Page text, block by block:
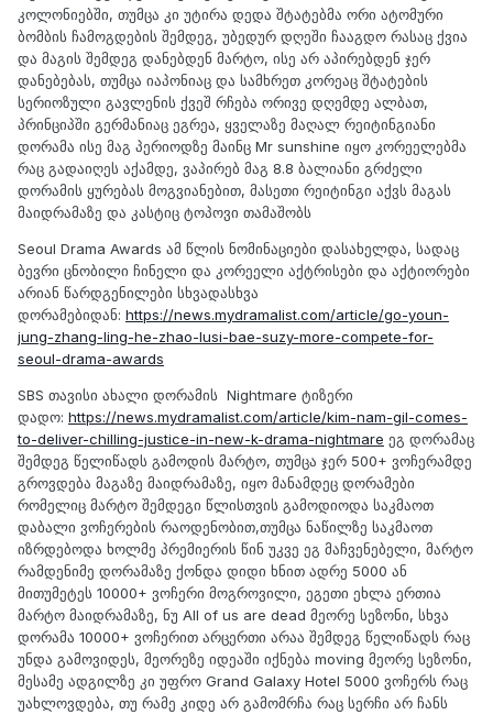
კოლონიებში, თუმცა კი უტირა დედა შტატებმა ორი ატომური
ბომბის ჩამოგდების შემდეგ, უბედურ დღეში ჩააგდო რასაც ქვია
და მაგის შემდეგ დანებდენ მარტო, ისე არ აპირებდენ ჯერ
დანებებას, თუმცა იაპონიაც და სამხრეთ კორეაც შტატების
სერიოზული გავლენის ქვეშ რჩება ორივე დღემდე ალბათ,
პრინციპში გერმანიაც ეგრეა, ყველაზე მაღალ რეიტინგიანი
დორამა ისე მაგ პერიოდზე მაინც Mr sunshine იყო კორეელებმა
რაც გადაიღეს აქამდე, ვაპირებ მაგ 8.8 ბალიანი გრძელი
დორამის ყურებას მოგვიანებით, მასეთი რეიტინგი აქვს მაგას
მაიდრამაზე და კასტიც ტოპოვი თამაშობს
Seoul Drama Awards ამ წლის ნომინაციები დასახელდა, სადაც
ბევრი ცნობილი ჩინელი და კორეელი აქტრისები და აქტიორები
არიან წარდგენილები სხვადასხვა
დორამებიდან: https://news.mydramalist.com/article/go-youn-
jung-zhang-ling-he-zhao-lusi-bae-suzy-more-compete-for-
seoul-drama-awards
SBS თავისი ახალი დორამის Nightmare ტიზერი
დადო: https://news.mydramalist.com/article/kim-nam-gil-comes-
to-deliver-chilling-justice-in-new-k-drama-nightmare ეგ დორამაც
შემდეგ წელიწადს გამოდის მარტო, თუმცა ჯერ 500+ ვოჩერამდე
გროვდება მაგაზე მაიდრამაზე, იყო მანამდეც დორამები
რომელიც მარტო შემდეგი წლისთვის გამოდიოდა საკმაოთ
დაბალი ვოჩერების რაოდენობით,თუმცა ნაწილზე საკმაოთ
იზრდებოდა ხოლმე პრემიერის წინ უკვე ეგ მაჩვენებელი, მარტო
რამდენიმე დორამაზე ქონდა დიდი ხნით ადრე 5000 ან
მითუმეტეს 10000+ ვოჩერი მოგროვილი, ეგეთი ეხლა ერთია
მარტო მაიდრამაზე, ნუ All of us are dead მეორე სეზონი, სხვა
დორამა 10000+ ვოჩერით არცერთი არაა შემდეგ წელიწადს რაც
უნდა გამოვიდეს, მეორეზე იდეაში იქნება moving მეორე სეზონი,
მესამე ადგილზე კი უფრო Grand Galaxy Hotel 5000 ვოჩერს რაც
უახლოვდება, თუ რამე კიდე არ გამომრჩა რაც სერჩი არ ჩანს